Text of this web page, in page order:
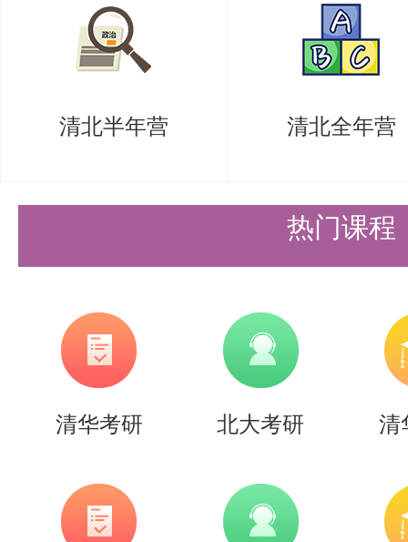
场学术角逐中脱颖而出，实现自
生都能在这条道路上勇往直前，
以上是关于【27考研|清华大学电
清北的同学们节约时间，提高上
造，有清北先行营、清北强基营
实战营、清北冲刺营，更有清北
可选择，清北学长领学，班主任
巧，专项技能拔高，学员遍布清
清北。
清北半年营 清北全年营
热门课程
清华考研 北大考研 清